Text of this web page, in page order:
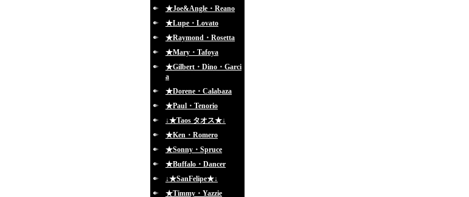
★Joe&Angle・Reano
★Lupe・Lovato
★Raymond・Rosetta
★Mary・Tafoya
★Gilbert・Dino・Garci
a
★Dorene・Calabaza
★Paul・Tenorio
↓★Taos タオス★↓
★Ken・Romero
★Sonny・Spruce
★Buffalo・Dancer
↓★SanFelipe★↓
★Timmy・Yazzie